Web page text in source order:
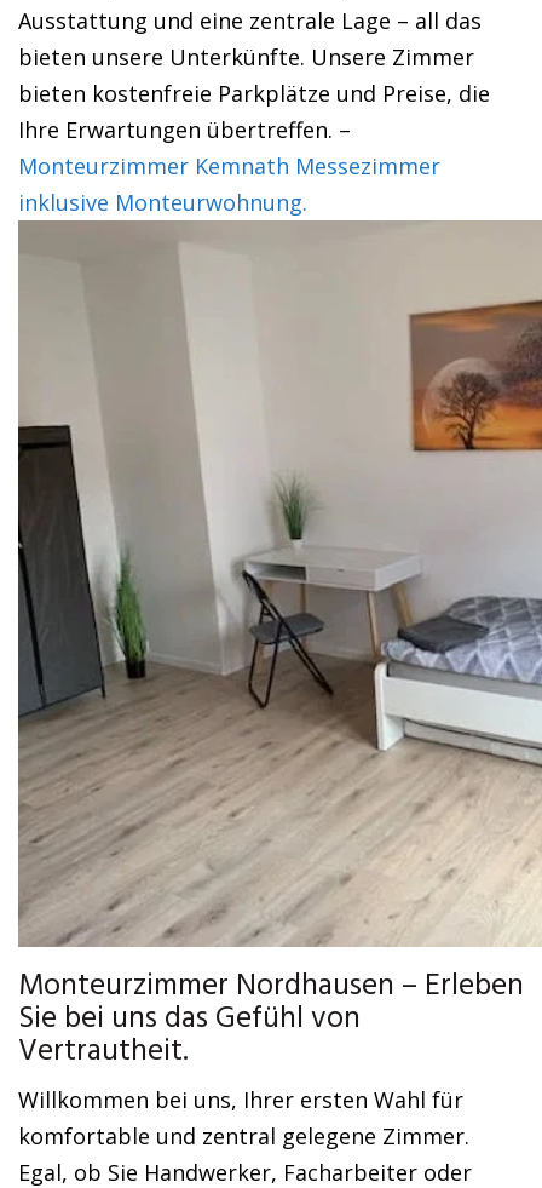
Ausstattung und eine zentrale Lage – all das
bieten unsere Unterkünfte. Unsere Zimmer
bieten kostenfreie Parkplätze und Preise, die
Ihre Erwartungen übertreffen. –
Monteurzimmer Kemnath Messezimmer
inklusive Monteurwohnung.
Monteurzimmer Nordhausen – Erleben
Sie bei uns das Gefühl von
Vertrautheit.
Willkommen bei uns, Ihrer ersten Wahl für
komfortable und zentral gelegene Zimmer.
Egal, ob Sie Handwerker, Facharbeiter oder